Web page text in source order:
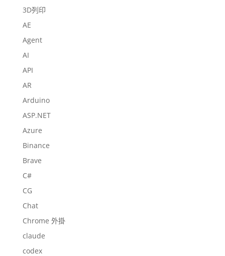
3D列印
AE
Agent
AI
API
AR
Arduino
ASP.NET
Azure
Binance
Brave
C#
CG
Chat
Chrome 外掛
claude
codex